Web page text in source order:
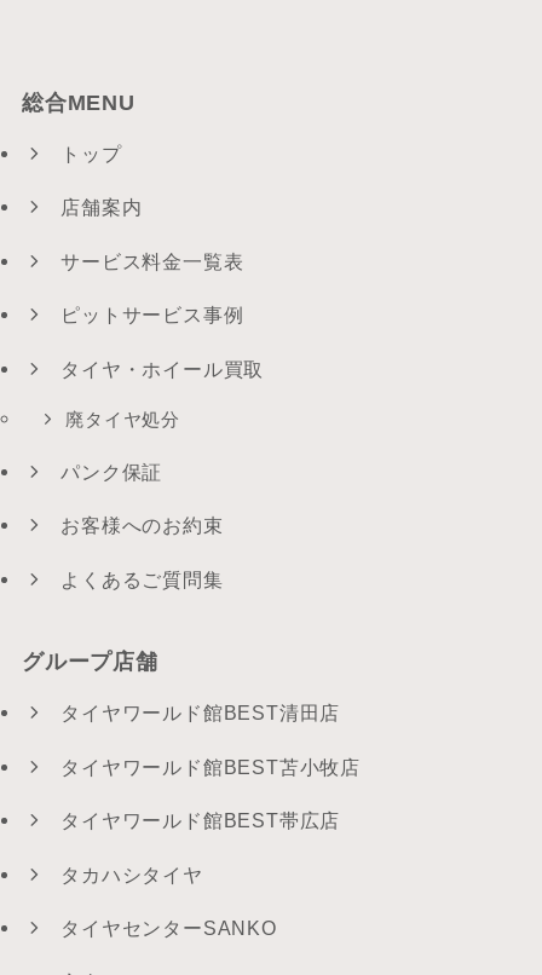
総合MENU
トップ
店舗案内
サービス料金一覧表
ピットサービス事例
タイヤ・ホイール買取
廃タイヤ処分
パンク保証
お客様へのお約束
よくあるご質問集
グループ店舗
タイヤワールド館BEST清田店
タイヤワールド館BEST苫小牧店
タイヤワールド館BEST帯広店
タカハシタイヤ
タイヤセンターSANKO